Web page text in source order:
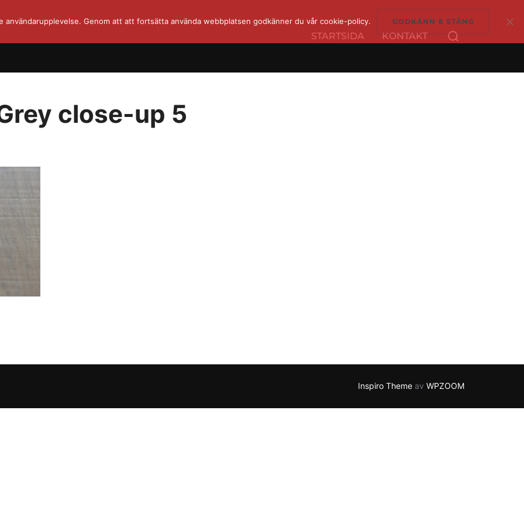
STARTSIDA KONTAKT
Sök
efter:
close-up 5
Inspiro Theme av WPZOOM
Genom att att fortsätta använda webbplatsen godkänner du vår cookie-policy. GODKÄNN & STÄNG